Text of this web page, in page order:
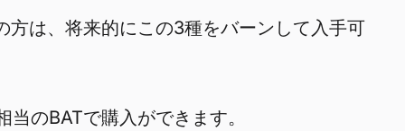
は、将来的にこの3種をバーンして入手可
当のBATで購入ができます。